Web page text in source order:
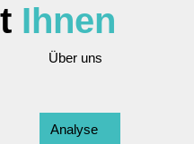
Über uns
Analyse
Ihnen